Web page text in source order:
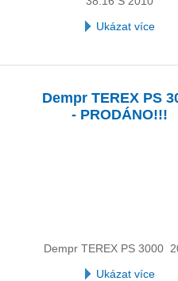
Ukázat více
Dempr TEREX PS
- PRODÁNO!!!
Dempr TEREX PS 3000
Ukázat více